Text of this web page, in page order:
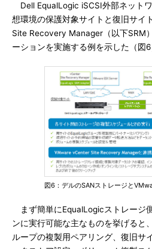
Dell EqualLogic iSCSI外部ネット
想環境の保護対象サイトと復旧サイ
Site Recovery Manager（以下SRM
ーションを実施する例を示した（図6
図6：デルのSANストレージと
まず簡単にEqualLogicストレージ
ンに実行可能な主なものを挙げると
ループの複製用ペアリング、復旧サ